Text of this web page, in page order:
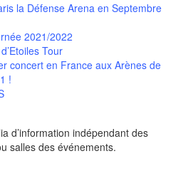
la Défense Arena en Septembre
2021/2022
Tour
concert en France aux Arènes de
!
d’information indépendant des
salles des événements.